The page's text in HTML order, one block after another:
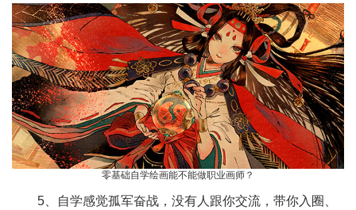
零基础自学绘画能不能做职业画师？
5、自学感觉孤军奋战，没有人跟你交流，带你入圈、